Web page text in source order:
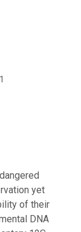
yet
of their
DNA